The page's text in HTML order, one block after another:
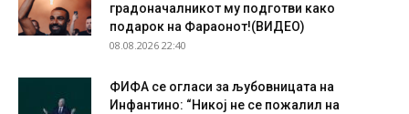
градоначалникот му подготви како
подарок на Фараонот!(ВИДЕО)
08.08.2026 22:40
ФИФА се огласи за љубовницата на
Инфантино: “Никој не се пожалил на